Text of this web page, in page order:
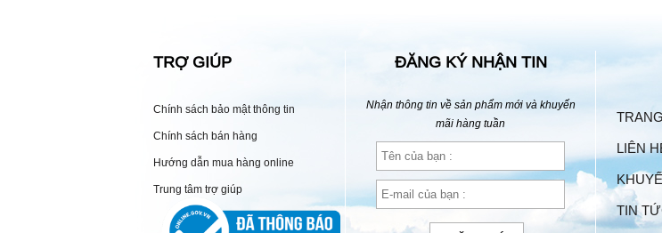
TRỢ GIÚP
Chính sách bảo mật thông tin
Chính sách bán hàng
Hướng dẫn mua hàng online
Trung tâm trợ giúp
ĐĂNG KÝ NHẬN TIN
Nhận thông tin về sản phẩm mới và khuyến
mãi hàng tuần
LIÊN
TIN